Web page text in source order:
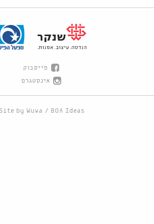
פייסבוק
אינסטגרם
Site by Wuwa / BOA Ideas